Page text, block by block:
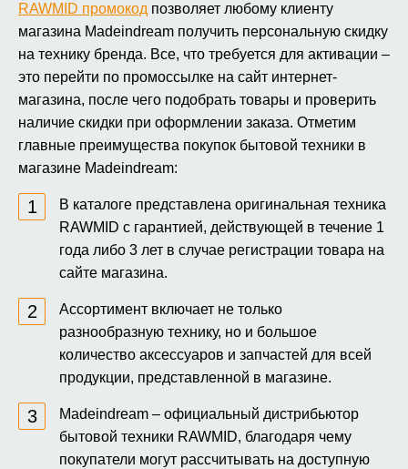
RAWMID промокод позволяет любому клиенту
магазина Madeindream получить персональную скидку
на технику бренда. Все, что требуется для активации –
это перейти по промоссылке на сайт интернет-
магазина, после чего подобрать товары и проверить
наличие скидки при оформлении заказа. Отметим
главные преимущества покупок бытовой техники в
магазине Madeindream:
В каталоге представлена оригинальная техника
RAWMID с гарантией, действующей в течение 1
года либо 3 лет в случае регистрации товара на
сайте магазина.
Ассортимент включает не только
разнообразную технику, но и большое
количество аксессуаров и запчастей для всей
продукции, представленной в магазине.
Madeindream – официальный дистрибьютор
бытовой техники RAWMID, благодаря чему
покупатели могут рассчитывать на доступную